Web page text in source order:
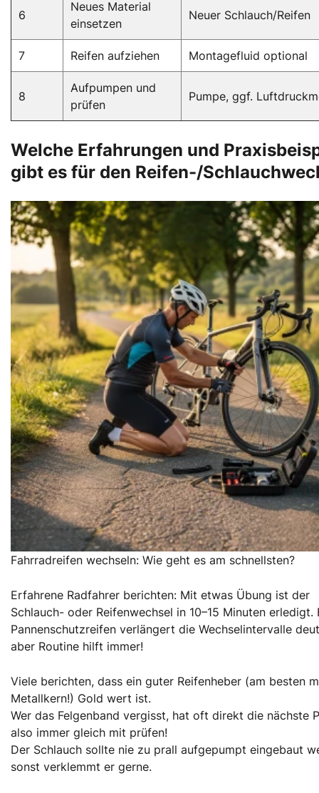
6
Neues Material
einsetzen
Neuer Schlauch/Reifen
7 Reifen aufziehen Montagefluid optional
8
Aufpumpen und
prüfen
Pumpe, ggf.
Welche Erfahrungen und
gibt es für den Reifen-/
Fahrradreifen wechseln: Wie geht es am schnellsten?
Erfahrene Radfahrer berichten: Mit etwas Übung ist der
Schlauch- oder Reifenwechsel in 10–15 Minuten erledigt.
Pannenschutzreifen verlängert die Wechselintervalle
aber Routine hilft immer!
Viele berichten, dass ein guter Reifenheber (am besten
Metallkern!) Gold wert ist.
Wer das Felgenband vergisst, hat oft direkt die nächste
also immer gleich mit prüfen!
Der Schlauch sollte nie zu prall aufgepumpt eingebaut
sonst verklemmt er gerne.